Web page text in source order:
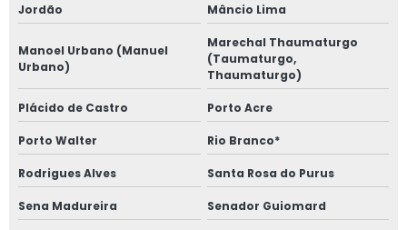
Jordão Mâncio Lima
Manoel Urbano (Manuel
Urbano)
Marechal Thaumaturgo
(Taumaturgo,
Thaumaturgo)
Plácido de Castro Porto Acre
Porto Walter Rio Branco*
Rodrigues Alves Santa Rosa do Purus
Sena Madureira Senador Guiomard